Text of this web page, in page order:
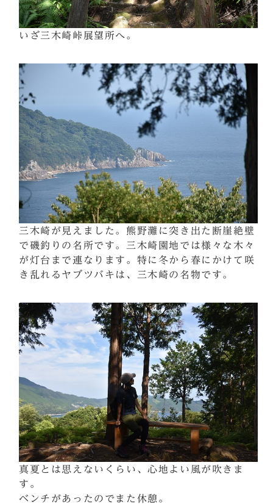
いざ三木崎峠展望所へ。
三木崎が見えました。熊野灘に突き出た断崖絶壁
で磯釣りの名所です。三木崎園地では様々な木々
が灯台まで連なります。特に冬から春にかけて咲
き乱れるヤブツバキは、三木崎の名物です。
真夏とは思えないくらい、心地よい風が吹きま
す。
ベンチがあったのでまた休憩。